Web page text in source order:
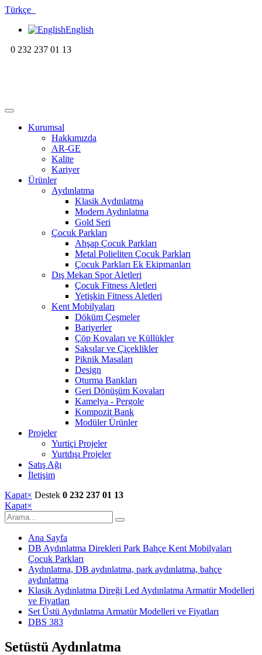
Türkçe
English
0 232 237 01 13
Kurumsal
Hakkımızda
AR-GE
Kalite
Kariyer
Ürünler
Aydınlatma
Klasik Aydınlatma
Modern Aydınlatma
Gold Seri
Çocuk Parkları
Ahşap Çocuk Parkları
Metal Polieliten Çocuk Parkları
Çocuk Parkları Ek Ekipmanları
Dış Mekan Spor Aletleri
Çocuk Fitness Aletleri
Yetişkin Fitness Aletleri
Kent Mobilyaları
Döküm Çeşmeler
Bariyerler
Çöp Kovaları ve Küllükler
Saksılar ve Çiçeklikler
Piknik Masaları
Design
Oturma Bankları
Geri Dönüşüm Kovaları
Kamelya - Pergole
Kompozit Bank
Modüler Ürünler
Projeler
Yurtiçi Projeler
Yurtdışı Projeler
Satış Ağı
İletişim
Kapat× Destek 0 232 237 01 13
Kapat×
Ana Sayfa
DB Aydınlatma Direkleri Park Bahçe Kent Mobilyaları
Çocuk Parkları
Aydınlatma, DB aydınlatma, park aydınlatma, bahçe
aydınlatma
Klasik Aydınlatma Direği Led Aydınlatma Armatür Modelleri
ve Fiyatları
Set Üstü Aydınlatma Armatür Modelleri ve Fiyatları
DBS 383
Setüstü Aydınlatma